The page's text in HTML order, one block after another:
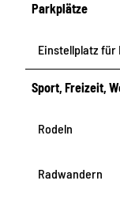
Parkplätze
Einstellplatz
Sport, Freizeit,
Rodeln
Radwandern